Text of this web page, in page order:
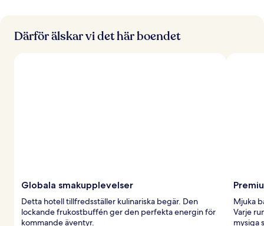
Därför älskar vi det här boendet
Globala smakupplevelser
Detta hotell tillfredsställer kulinariska begär. Den
lockande frukostbuffén ger den perfekta energin för
kommande äventyr.
Mjuka
Varje
mysiga